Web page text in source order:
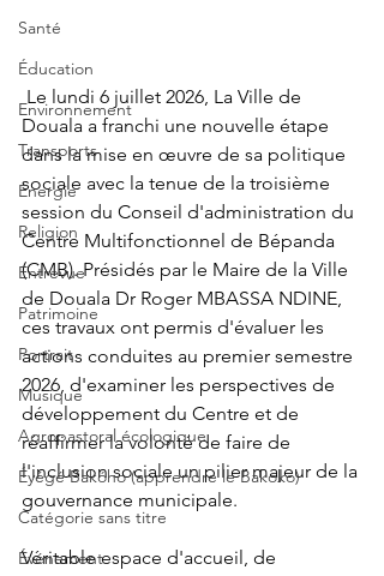
Santé
Éducation
Environnement
Transports
Énergie
Religion
Entrevue
Patrimoine
Portrait
Musique
Agropastoral écologique
Éyégé Bakóho (apprendre le Bakoko)
Catégorie sans titre
Événement
Douala a franchi une nouvelle étape
dans la mise en œuvre de sa politique
sociale avec la tenue de la troisième
session du Conseil d'administration du
Centre Multifonctionnel de Bépanda
(CMB). Présidés par le Maire de la Ville
de Douala Dr Roger MBASSA NDINE,
ces travaux ont permis d'évaluer les
actions conduites au premier semestre
2026, d'examiner les perspectives de
développement du Centre et de
réaffirmer la volonté de faire de
l'inclusion sociale un pilier majeur de la
gouvernance municipale.
Véritable espace d'accueil, de